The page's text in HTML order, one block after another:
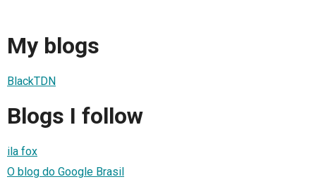
My blogs
BlackTDN
Blogs I follow
ila fox
O blog do Google Brasil